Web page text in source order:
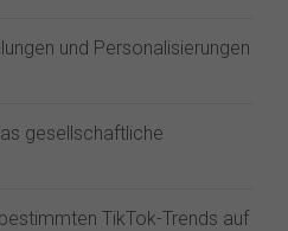
und Personalisierungen
gesellschaftliche
TikTok-Trends auf